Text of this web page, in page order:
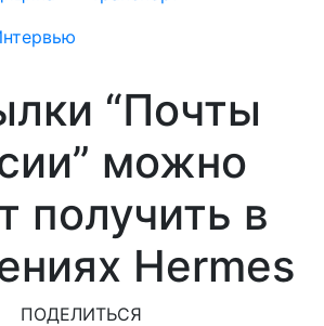
“Почты
можно
получить в
Hermes
ПОДЕЛИТЬСЯ